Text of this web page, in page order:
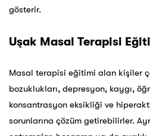
gösterir.
Uşak Masal Terapisi
Masal terapisi eğitimi alan kişiler
bozuklukları, depresyon, kaygı,
konsantrasyon eksikliği ve
sorunlarına çözüm getirebilirler.